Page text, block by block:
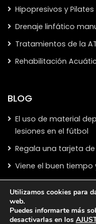
Hipopresivos y Pilates
Drenaje linfático
Tratamientos de la
Rehabilitación
BLOG
El uso de material
lesiones en el fútbol
Regala una tarjeta
Viene el buen
Utilizamos cookies para
web.
Puedes informarte más
desactivarlas en los